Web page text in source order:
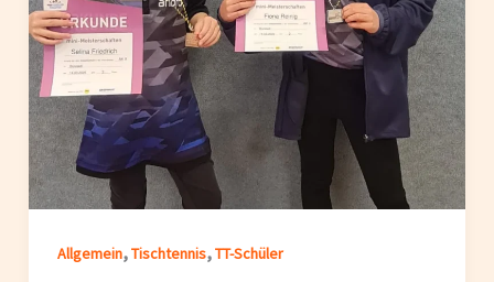
Allgemein,Tischtennis,TT-Schüler